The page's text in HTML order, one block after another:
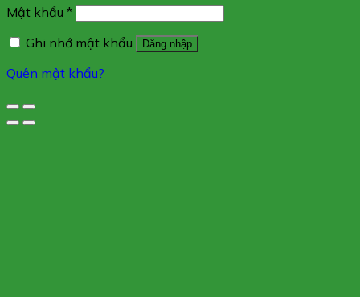
Mật khẩu *
Ghi nhớ mật khẩu
Đăng nhập
Quên mật khẩu?